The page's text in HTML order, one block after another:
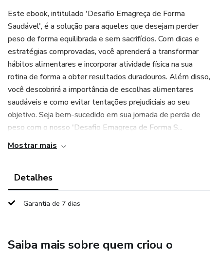
Este ebook, intitulado 'Desafio Emagreça de Forma
Saudável', é a solução para aqueles que desejam perder
peso de forma equilibrada e sem sacrifícios. Com dicas e
estratégias comprovadas, você aprenderá a transformar
hábitos alimentares e incorporar atividade física na sua
rotina de forma a obter resultados duradouros. Além disso,
você descobrirá a importância de escolhas alimentares
saudáveis e como evitar tentações prejudiciais ao seu
objetivo. Seja bem-sucedido em sua jornada de perda de
peso com o nosso 'Desafio Emagreça de Forma S...
Mostrar mais
Detalhes
Garantia de 7 dias
Saiba mais sobre quem criou o